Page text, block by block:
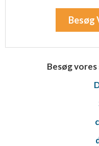
Besøg
Besøg